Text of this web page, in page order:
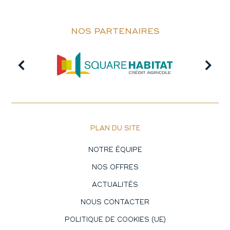
NOS PARTENAIRES
PLAN DU SITE
NOTRE ÉQUIPE
NOS OFFRES
ACTUALITÉS
NOUS CONTACTER
POLITIQUE DE COOKIES (UE)